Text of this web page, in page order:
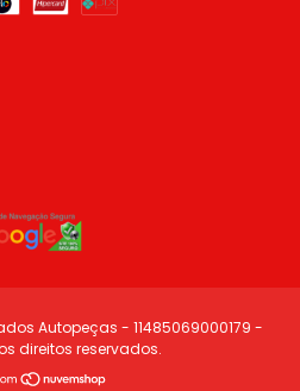
Autopeças - 11485069000179 -
direitos reservados.